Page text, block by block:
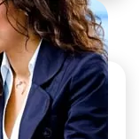
о войне,